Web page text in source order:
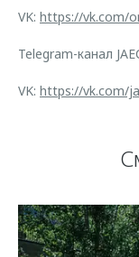
VK: https://vk.com/
Telegram-канал
VK: https://vk.com/